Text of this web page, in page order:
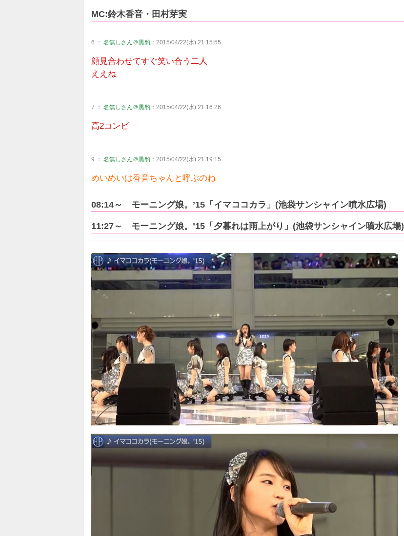
MC:鈴木香音・田村芽実
6 ： 名無しさん＠黒豹 ：2015/04/22(水) 21:15:55
顔見合わせてすぐ笑い合う二人
ええね
7 ： 名無しさん＠黒豹 ：2015/04/22(水) 21:16:26
高2コンビ
9 ： 名無しさん＠黒豹 ：2015/04/22(水) 21:19:15
めいめいは香音ちゃんと呼ぶのね
08:14～ モーニング娘。’15「イマココカラ」(池袋サンシャイン噴水広場)
11:27～ モーニング娘。’15「夕暮れは雨上がり」(池袋サンシャイン噴水広場)